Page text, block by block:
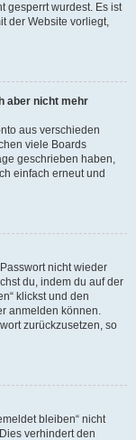
gesperrt wurdest. Es ist
der Website vorliegt,
aber nicht mehr
aus verschieden
viele Boards
geschrieben haben,
einfach erneut und
nicht wieder
du, indem du auf der
klickst und den
anmelden können.
zurückzusetzen, so
bleiben“ nicht
verhindert den